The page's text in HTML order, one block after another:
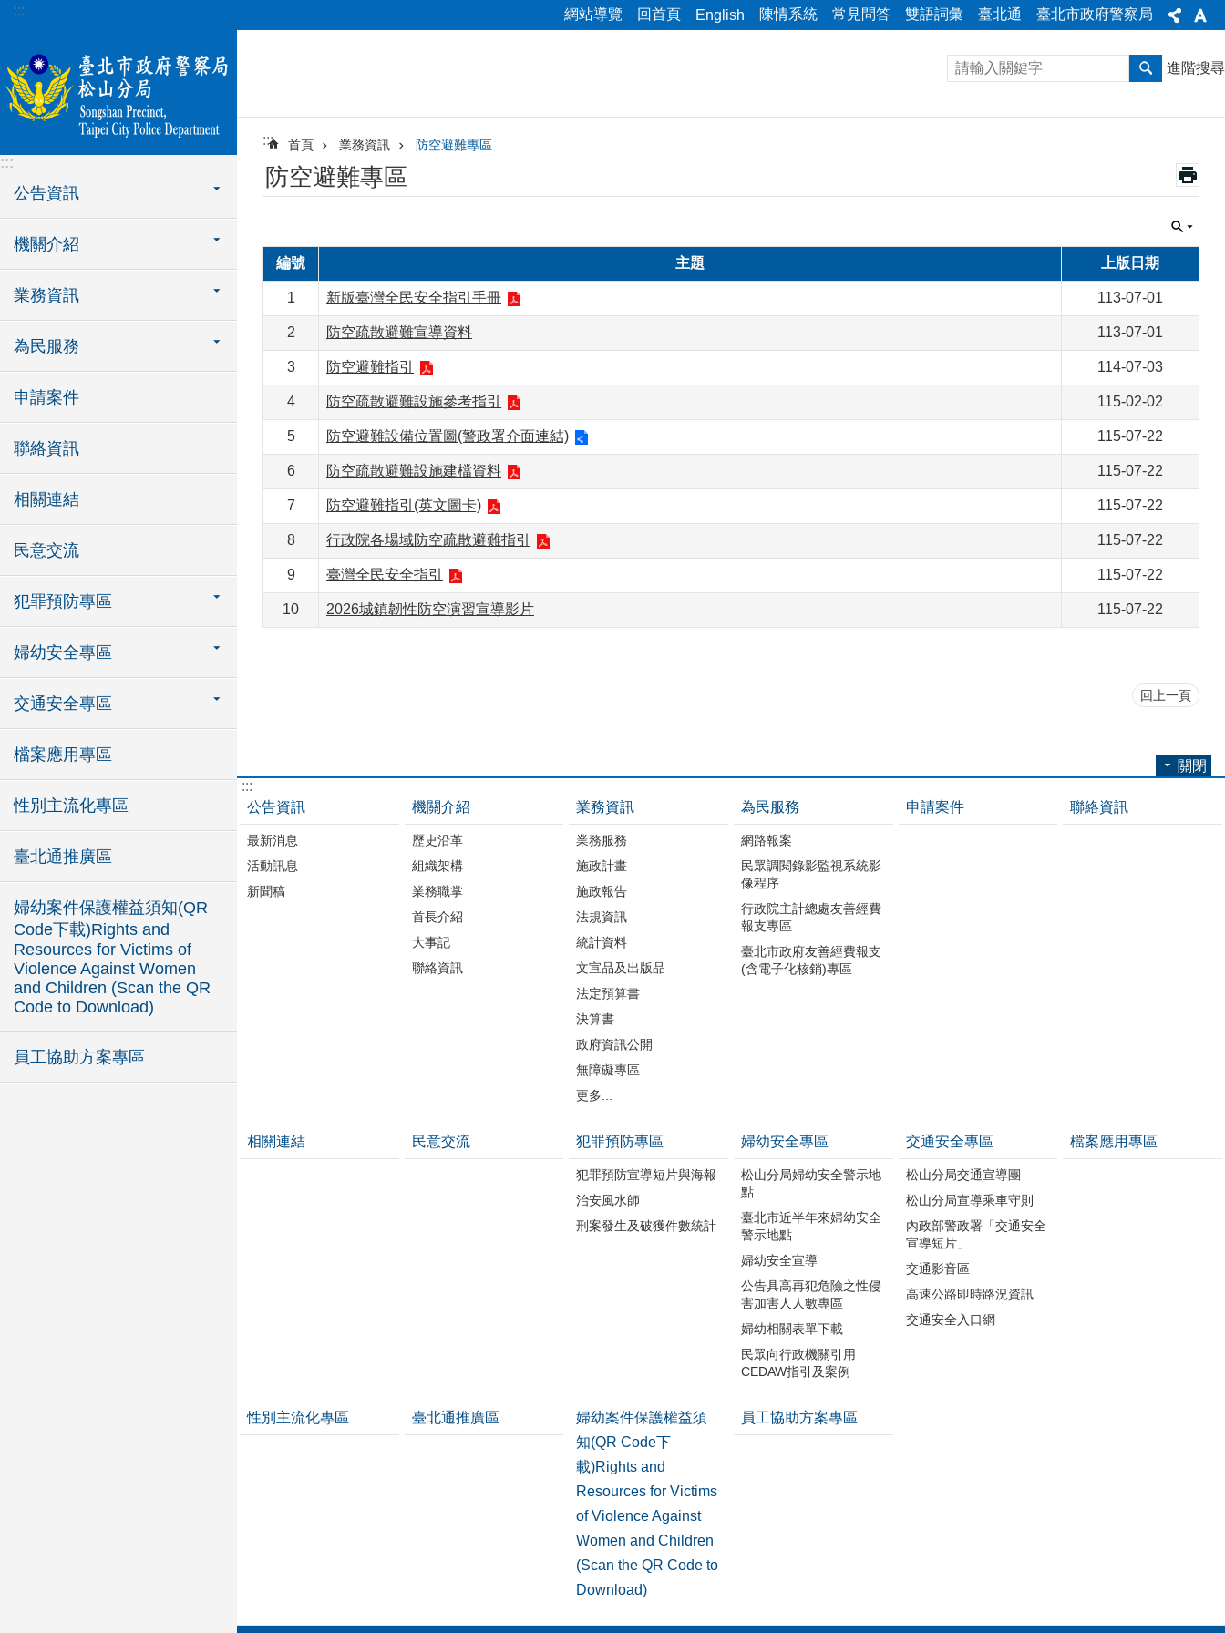
跳到主要內容區塊
::: 網站導覽 回首頁 English 陳情系統 常見問答 雙語詞彙 臺北通 臺北市政府警察局
:::
公告資訊
機關介紹
業務資訊
為民服務
申請案件
聯絡資訊
相關連結
民意交流
犯罪預防專區
婦幼安全專區
交通安全專區
檔案應用專區
性別主流化專區
臺北通推廣區
婦幼案件保護權益須知(QR
Code下載)Rights and
Resources for Victims of
Violence Against Women
and Children (Scan the QR
Code to Download)
員工協助方案專區
進階搜尋
::: 首頁 業務資訊 防空避難專區
防空避難專區
編號 主題 上版日期
1 新版臺灣全民安全指引手冊 113-07-01
2 防空疏散避難宣導資料 113-07-01
3 防空避難指引 114-07-03
4 防空疏散避難設施參考指引 115-02-02
5 防空避難設備位置圖(警政署介面連結) 115-07-22
6 防空疏散避難設施建檔資料 115-07-22
7 防空避難指引(英文圖卡) 115-07-22
8 行政院各場域防空疏散避難指引 115-07-22
9 臺灣全民安全指引 115-07-22
10 2026城鎮韌性防空演習宣導影片 115-07-22
回上一頁
關閉
:::
公告資訊
最新消息
活動訊息
新聞稿
機關介紹
歷史沿革
組織架構
業務職掌
首長介紹
大事記
聯絡資訊
業務資訊
業務服務
施政計畫
施政報告
法規資訊
統計資料
文宣品及出版品
法定預算書
決算書
政府資訊公開
無障礙專區
更多...
為民服務
網路報案
民眾調閱錄影監視系統影
像程序
行政院主計總處友善經費
報支專區
臺北市政府友善經費報支
(含電子化核銷)專區
申請案件 聯絡資訊
相關連結 民意交流 犯罪預防專區
犯罪預防宣導短片與海報
治安風水師
刑案發生及破獲件數統計
婦幼安全專區
松山分局婦幼安全警示地
點
臺北市近半年來婦幼安全
警示地點
婦幼安全宣導
公告具高再犯危險之性侵
害加害人人數專區
婦幼相關表單下載
民眾向行政機關引用
CEDAW指引及案例
交通安全專區
松山分局交通宣導團
松山分局宣導乘車守則
內政部警政署「交通安全
宣導短片」
交通影音區
高速公路即時路況資訊
交通安全入口網
檔案應用專區
性別主流化專區 臺北通推廣區
婦幼案件保護權益須
知(QR Code下
載)Rights and
Resources for Victims
of Violence Against
Women and Children
(Scan the QR Code to
Download)
員工協助方案專區